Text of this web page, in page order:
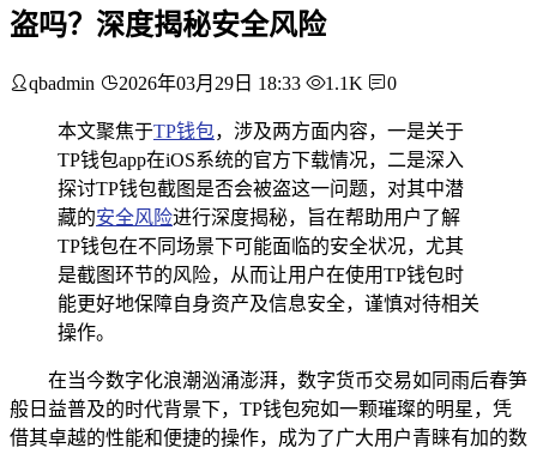
盗吗？深度揭秘安全风险
qbadmin 2026年03月29日 18:33 1.1K 0
本文聚焦于TP钱包，涉及两方面内容，一是关于
TP钱包app在iOS系统的官方下载情况，二是深入
探讨TP钱包截图是否会被盗这一问题，对其中潜
藏的安全风险进行深度揭秘，旨在帮助用户了解
TP钱包在不同场景下可能面临的安全状况，尤其
是截图环节的风险，从而让用户在使用TP钱包时
能更好地保障自身资产及信息安全，谨慎对待相关
操作。
在当今数字化浪潮汹涌澎湃，数字货币交易如同雨后春笋
般日益普及的时代背景下，TP钱包宛如一颗璀璨的明星，凭
借其卓越的性能和便捷的操作，成为了广大用户青睐有加的数